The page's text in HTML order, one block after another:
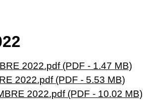
2022.pdf (PDF - 1.47 MB)
2022.pdf (PDF - 5.53 MB)
2022.pdf (PDF - 10.02 MB)